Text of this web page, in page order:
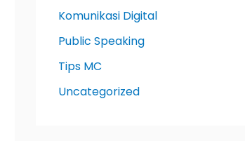
Komunikasi Digital
Public Speaking
Tips MC
Uncategorized